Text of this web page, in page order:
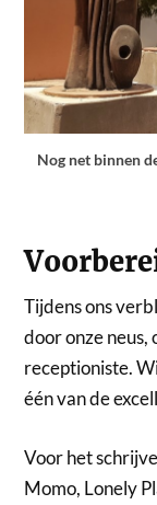
Nog net binnen
Tijdens ons
door onze neus,
receptioniste.
één van de
Voor het
Momo, Lonely